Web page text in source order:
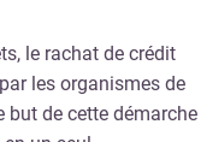
le rachat de crédit
les organismes de
but de cette démarche